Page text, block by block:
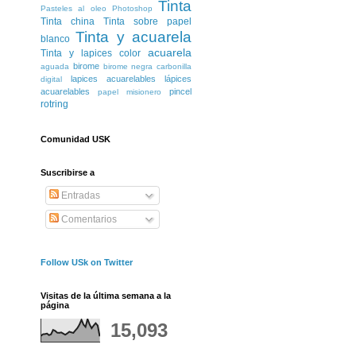
Pasteles al oleo
Photoshop Tinta
Tinta china
Tinta sobre papel
blanco Tinta y acuarela
Tinta y lapices color acuarela
aguada birome birome negra carbonilla
digital
lapices acuarelables
lápices
acuarelables
papel misionero pincel
rotring
Comunidad USK
Suscribirse a
Entradas
Comentarios
Follow USk on Twitter
Visitas de la última semana a la
página
15,093